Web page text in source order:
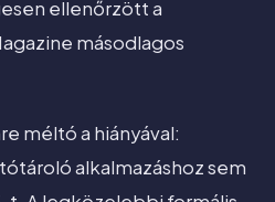
ellenőrzött a
másodlagos
méltó a hiányával:
alkalmazáshoz sem